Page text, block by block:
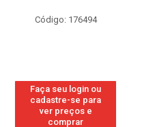
Código: 176494
Faça seu login ou
cadastre-se para
ver preços e
comprar